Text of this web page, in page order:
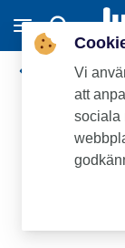
EJ
Vi
att
sociala